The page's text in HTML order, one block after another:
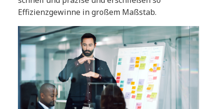
Effizienzgewinne in großem Maßstab.